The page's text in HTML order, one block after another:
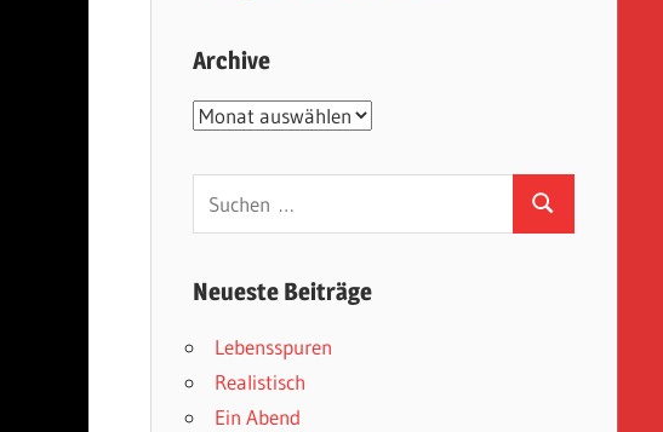
Archive
Archive
Suchen
Neueste Beiträge
Lebensspuren
Realistisch
Ein Abend